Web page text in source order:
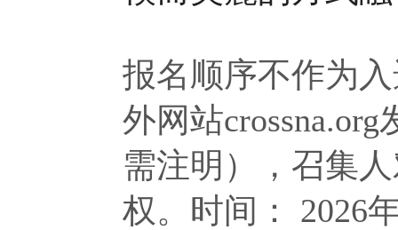
报名顺序不作为
外网站
需注明），召集
权。 时间： 2026